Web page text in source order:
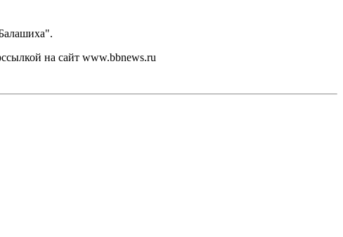
на сайт www.bbnews.ru